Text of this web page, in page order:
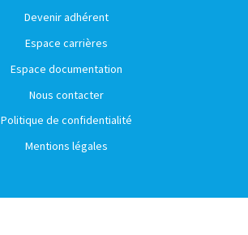
Devenir adhérent
Espace carrières
Espace documentation
Nous contacter
Politique de confidentialité
Mentions légales